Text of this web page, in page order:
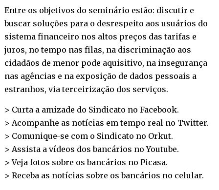
Entre os objetivos do seminário estão: discutir e
buscar soluções para o desrespeito aos usuários do
sistema financeiro nos altos preços das tarifas e
juros, no tempo nas filas, na discriminação aos
cidadãos de menor pode aquisitivo, na insegurança
nas agências e na exposição de dados pessoais a
estranhos, via terceirização dos serviços.
> Curta a amizade do Sindicato no Facebook.
> Acompanhe as notícias em tempo real no Twitter.
> Comunique-se com o Sindicato no Orkut.
> Assista a vídeos dos bancários noYoutube.
> Veja fotos sobre os bancários no Picasa.
> Receba as notícias sobre os bancários no celular.